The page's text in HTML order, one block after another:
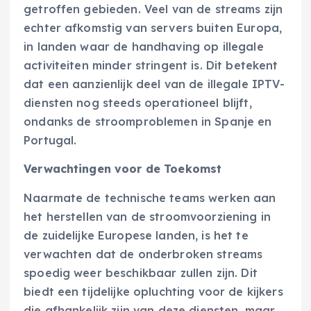
getroffen gebieden. Veel van de streams zijn
echter afkomstig van servers buiten Europa,
in landen waar de handhaving op illegale
activiteiten minder stringent is. Dit betekent
dat een aanzienlijk deel van de illegale IPTV-
diensten nog steeds operationeel blijft,
ondanks de stroomproblemen in Spanje en
Portugal.
Verwachtingen voor de Toekomst
Naarmate de technische teams werken aan
het herstellen van de stroomvoorziening in
de zuidelijke Europese landen, is het te
verwachten dat de onderbroken streams
spoedig weer beschikbaar zullen zijn. Dit
biedt een tijdelijke opluchting voor de kijkers